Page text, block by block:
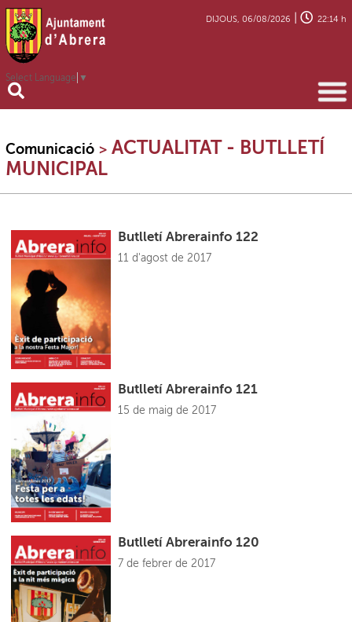
Select Language ▼
DIJOUS, 06/08/2026 22:14 h
Comunicació >ACTUALITAT - BUTLLETÍ
MUNICIPAL
Butlletí Abrerainfo 122
11 d'agost de 2017
Butlletí Abrerainfo 121
15 de maig de 2017
Butlletí Abrerainfo 120
7 de febrer de 2017